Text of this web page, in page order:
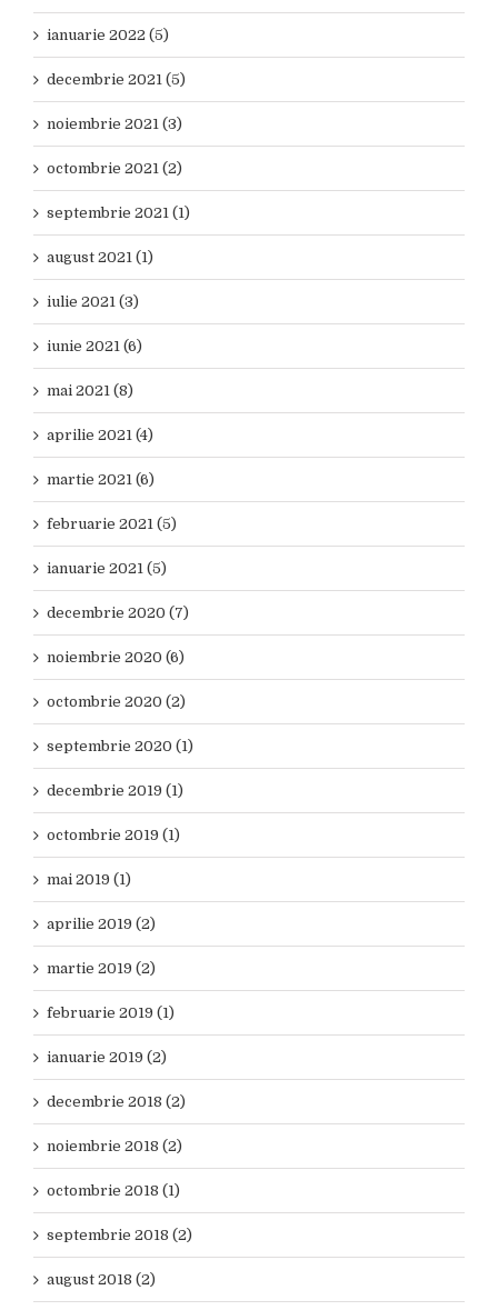
ianuarie 2022 (5)
decembrie 2021 (5)
noiembrie 2021 (3)
octombrie 2021 (2)
septembrie 2021 (1)
august 2021 (1)
iulie 2021 (3)
iunie 2021 (6)
mai 2021 (8)
aprilie 2021 (4)
martie 2021 (6)
februarie 2021 (5)
ianuarie 2021 (5)
decembrie 2020 (7)
noiembrie 2020 (6)
octombrie 2020 (2)
septembrie 2020 (1)
decembrie 2019 (1)
octombrie 2019 (1)
mai 2019 (1)
aprilie 2019 (2)
martie 2019 (2)
februarie 2019 (1)
ianuarie 2019 (2)
decembrie 2018 (2)
noiembrie 2018 (2)
octombrie 2018 (1)
septembrie 2018 (2)
august 2018 (2)